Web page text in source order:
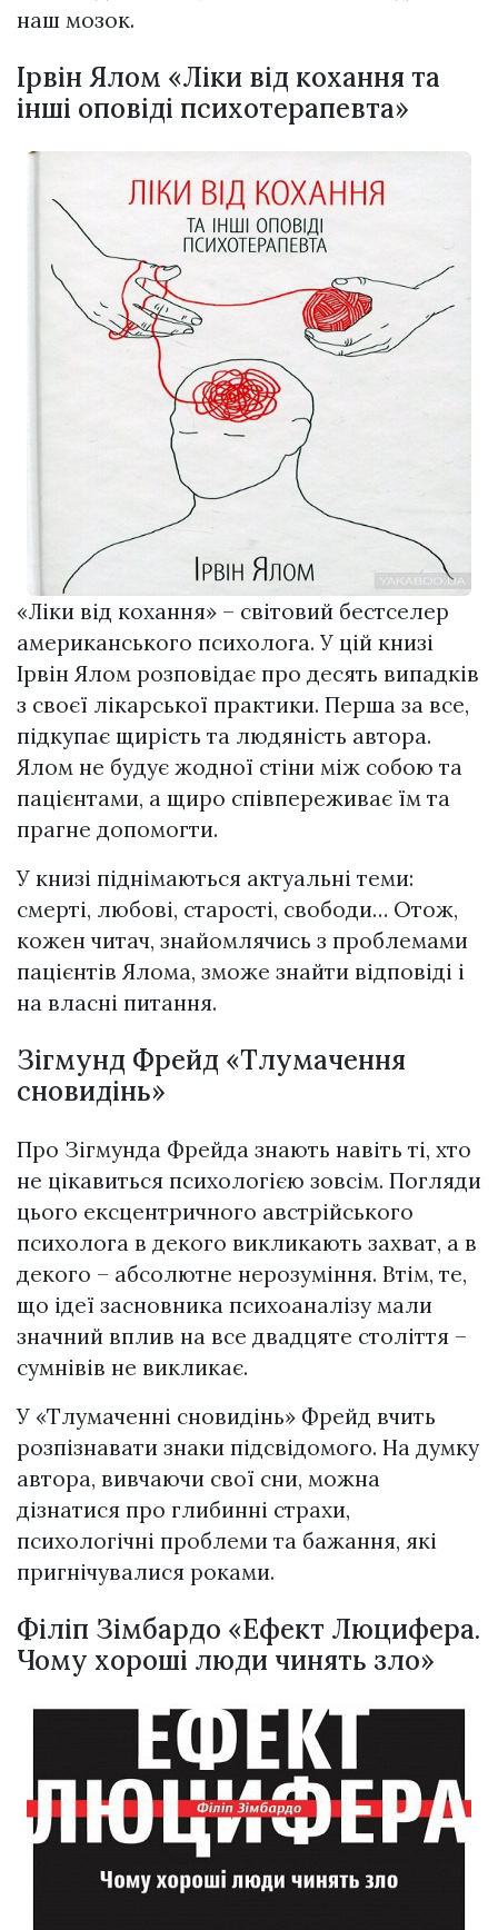
наш мозок.
Ірвін Ялом «Ліки від кохання та
інші оповіді психотерапевта»
«Ліки від кохання» – світовий бестселер
американського психолога. У цій книзі
Ірвін Ялом розповідає про десять випадків
з своєї лікарської практики. Перша за все,
підкупає щирість та людяність автора.
Ялом не будує жодної стіни між собою та
пацієнтами, а щиро співпереживає їм та
прагне допомогти.
У книзі піднімаються актуальні теми:
смерті, любові, старості, свободи… Отож,
кожен читач, знайомлячись з проблемами
пацієнтів Ялома, зможе знайти відповіді і
на власні питання.
Зігмунд Фрейд «Тлумачення
сновидінь»
Про Зігмунда Фрейда знають навіть ті, хто
не цікавиться психологією зовсім. Погляди
цього ексцентричного австрійського
психолога в декого викликають захват, а в
декого – абсолютне нерозуміння. Втім, те,
що ідеї засновника психоаналізу мали
значний вплив на все двадцяте століття –
сумнівів не викликає.
У «Тлумаченні сновидінь» Фрейд вчить
розпізнавати знаки підсвідомого. На думку
автора, вивчаючи свої сни, можна
дізнатися про глибинні страхи,
психологічні проблеми та бажання, які
пригнічувалися роками.
Філіп Зімбардо «Ефект Люцифера.
Чому хороші люди чинять зло»